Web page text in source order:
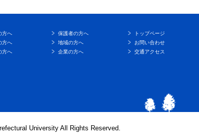
方へ
方へ
方へ
保護者の方へ
地域の方へ
企業の方へ
トップページ
お問い合わせ
交通アクセス
University All Rights Reserved.